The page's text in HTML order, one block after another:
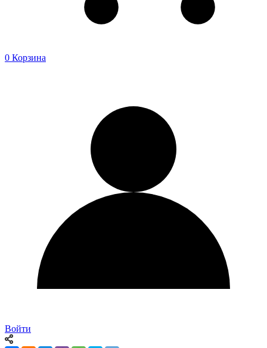
0 Корзина
Войти